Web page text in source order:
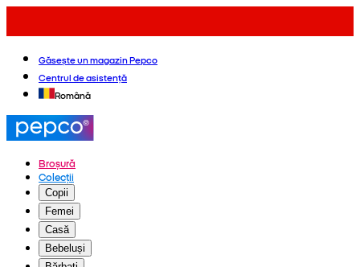
Găsește un magazin Pepco
Centrul de asistență
Română
Broșură
Colecții
Copii
Femei
Casă
Bebeluși